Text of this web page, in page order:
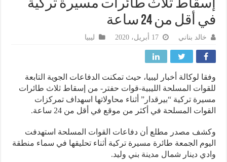
ثلاث طائرات مسيرة تركية
أقل من 24 ساعة
خالد بناني ليبيا
لوكالة أخبار ليبيا، حيث تمكنت الدفاعات الجوية التابعة
المسلحة الليبية-قوات حفتر- من إسقاط ثلاث طائرات
تركية “بيرقدار” أثناء محاولاتها اسهداف تمركزات
المسلحة في أكثر من موقع في أقل من 24 ساعة.
مصدر مطلع أن دفاعات القوات المسلحة استهدفت
الجمعة طائرة مسيرة تركية أثناء تحليقها في سماء منطقة
دينار شمال مدينة بني وليد.